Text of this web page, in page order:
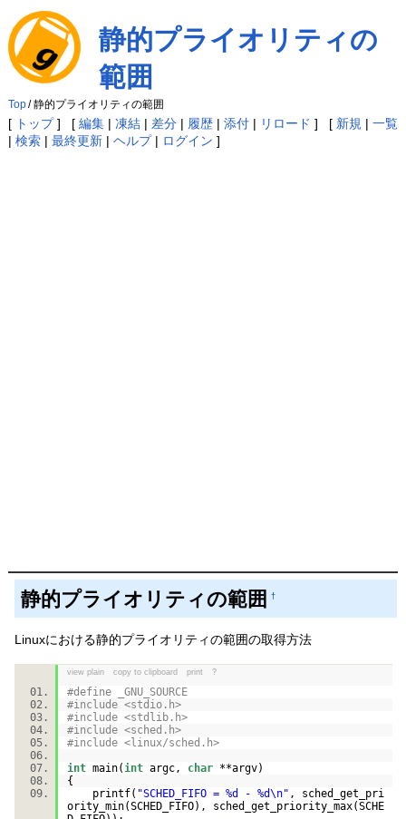
静的プライオリティの
範囲
Top/ 静的プライオリティの範囲
[ トップ] [ 編集| 凍結| 差分| 履歴| 添付| リロード ] [ 新規 | 一覧
| 検索| 最終更新| ヘルプ| ログイン ]
静的プライオリティの範囲 †
Linuxにおける静的プライオリティの範囲の取得方法
view plain copy to clipboard print ?
#define _GNU_SOURCE
#include <stdio.h>
#include <stdlib.h>
#include <sched.h>
#include <linux/sched.h>
int main( int argc, char **argv)
{
printf( "SCHED_FIFO = %d - %d\n" , sched_get_pri
ority_min(SCHED_FIFO), sched_get_priority_max(SCHE